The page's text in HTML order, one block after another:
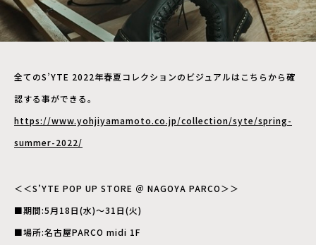
全てのS’YTE 2022年春夏コレクションのビジュアルはこちらから確
認する事ができる。
https://www.yohjiyamamoto.co.jp/collection/syte/spring-
summer-2022/
＜＜S’YTE POP UP STORE ＠ NAGOYA PARCO＞＞
■期間:5月18日(水)～31日(火)
■場所:名古屋PARCO midi 1F